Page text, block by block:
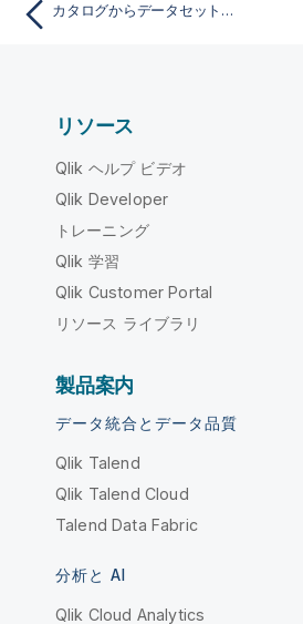
カタログからデータセットを閲覧する
リソース
Qlik ヘルプ ビデオ
Qlik Developer
トレーニング
Qlik 学習
Qlik Customer Portal
リソース ライブラリ
製品案内
データ統合とデータ品質
Qlik Talend
Qlik Talend Cloud
Talend Data Fabric
分析と AI
Qlik Cloud Analytics